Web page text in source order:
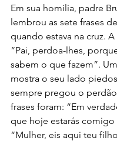
Em sua homilia, padre
lembrou as sete frases
quando estava na cruz.
“Pai, perdoa-lhes,
sabem o que fazem”.
mostra o seu lado
sempre pregou o
frases foram: “Em
que hoje estarás comigo
“Mulher, eis aqui teu